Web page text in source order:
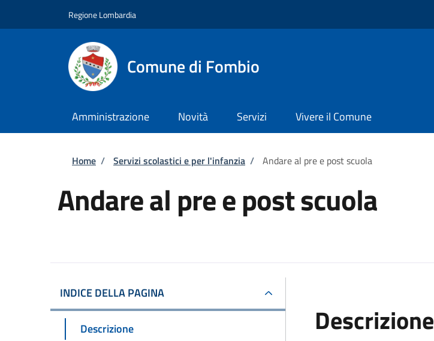
Regione Lombardia
Comune di Fombio
Amministrazione Novità Servizi Vivere il Comune
Briciole di pane
Home / Servizi scolastici e per l'infanzia / Andare al pre e post scuola
Andare al pre e post scuola
INDICE DELLA PAGINA
Descrizione
Descrizione